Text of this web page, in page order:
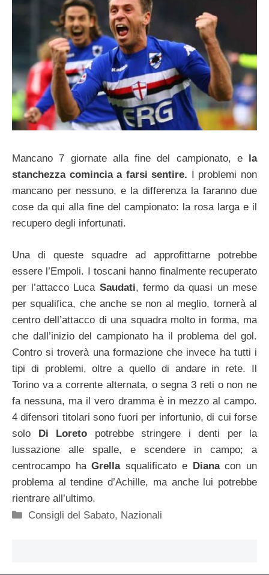
Mancano 7 giornate alla fine del campionato, e
la
stanchezza comincia a farsi sentire. I problemi non
mancano per nessuno, e la differenza la faranno due
cose da qui alla fine del campionato: la rosa larga e il
recupero degli infortunati.
Una di queste squadre ad approfittarne potrebbe
essere l’Empoli. I toscani hanno finalmente recuperato
per l’attacco Luca Saudati, fermo da quasi un mese
per squalifica, che anche se non al meglio, tornerà al
centro dell’attacco di una squadra molto in forma, ma
che dall’inizio del campionato ha il problema del gol.
Contro si troverà una formazione che invece ha tutti i
tipi di problemi, oltre a quello di andare in rete. Il
Torino va a corrente alternata, o segna 3 reti o non ne
fa nessuna, ma il vero dramma è in mezzo al campo.
4 difensori titolari sono fuori per infortunio, di cui forse
solo Di Loreto potrebbe stringere i denti per la
lussazione alle spalle, e scendere in campo; a
centrocampo haGrellasqualificato e Dianacon un
problema al tendine d’Achille, ma anche lui potrebbe
rientrare all’ultimo.
Categorie
Consigli del Sabato, Nazionali